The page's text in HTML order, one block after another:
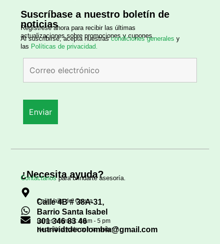
Suscríbase a nuestro boletín de
noticias
Regístrese ahora para recibir las últimas
actualizaciones sobre promociones y cupones.
Al suscribirse, acepta nuestrascondiciones generales y
las Políticas de privacidad.
¿Necesita ayuda?
Contáctanospara brindarte asesoría.
Cali, Valle del Cauca
Calle 4B # 38A-31,
Barrio Santa Isabel
Lunes-Viernes: 8 am - 5 pm
301 346 83 46
Necesita ayuda con su orden?
nutrividtdecolombia@gmail.com